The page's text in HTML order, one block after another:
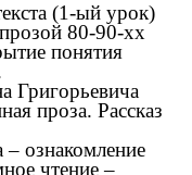
(1-ый урок)
80-90-хх
понятия
Григорьевича
проза. Рассказ
– ознакомление
чтение –